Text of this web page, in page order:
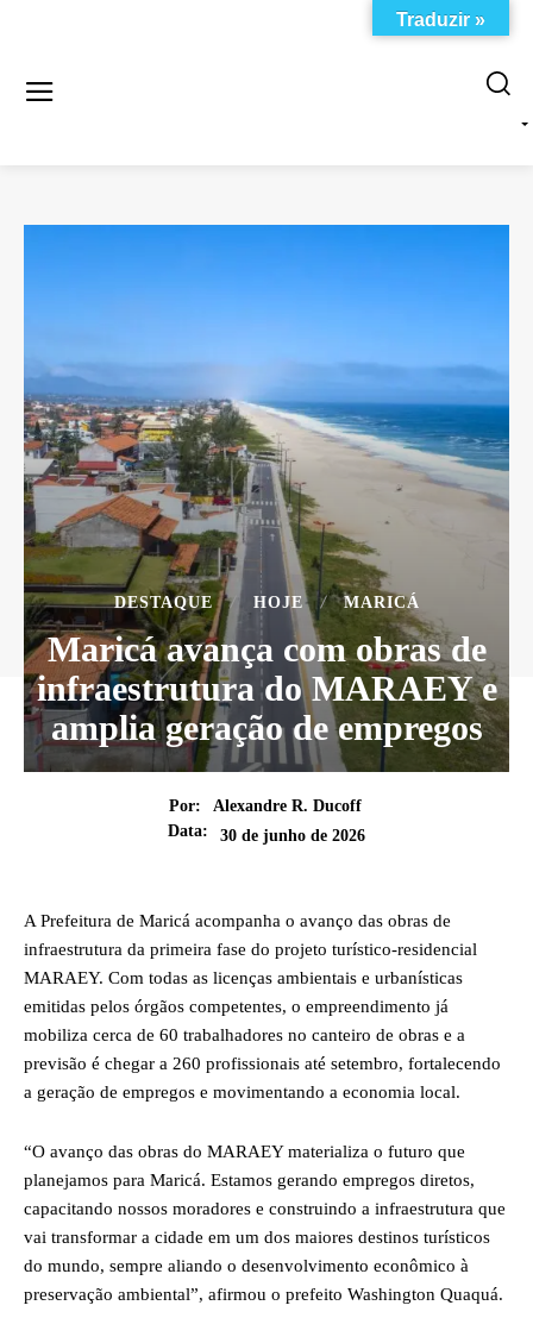
DESTAQUE HOJE MARICÁ
Maricá avança com obras de
infraestrutura do MARAEY e
amplia geração de empregos
Por:
Alexandre R. Ducoff
Data:
30 de junho de 2026
A Prefeitura de Maricá acompanha o avanço das obras de
infraestrutura da primeira fase do projeto turístico-residencial
MARAEY. Com todas as licenças ambientais e urbanísticas
emitidas pelos órgãos competentes, o empreendimento já
mobiliza cerca de 60 trabalhadores no canteiro de obras e a
previsão é chegar a 260 profissionais até setembro, fortalecendo
a geração de empregos e movimentando a economia local.
“O avanço das obras do MARAEY materializa o futuro que
planejamos para Maricá. Estamos gerando empregos diretos,
capacitando nossos moradores e construindo a infraestrutura que
vai transformar a cidade em um dos maiores destinos turísticos
do mundo, sempre aliando o desenvolvimento econômico à
preservação ambiental”, afirmou o prefeito Washington Quaquá.
Traduzir »